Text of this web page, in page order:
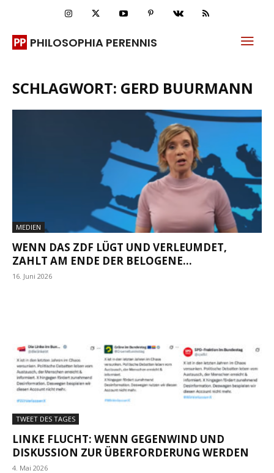
PHILOSOPHIA PERENNIS
SCHLAGWORT: GERD BUURMANN
MEDIEN
WENN DAS ZDF LÜGT UND VERLEUMDET,
ZAHLT AM ENDE DER BELOGENE...
16. Juni 2026
TWEET DES TAGES
LINKE FLUCHT: WENN GEGENWIND UND
DISKUSSION ZUR ÜBERFORDERUNG WERDEN
4. Mai 2026